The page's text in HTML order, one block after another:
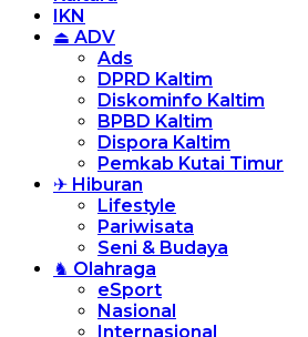
IKN
⏏ ADV
Ads
DPRD Kaltim
Diskominfo Kaltim
BPBD Kaltim
Dispora Kaltim
Pemkab Kutai Timur
✈ Hiburan
Lifestyle
Pariwisata
Seni & Budaya
♞ Olahraga
eSport
Nasional
Internasional